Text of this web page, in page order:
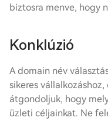
biztosra menve, hogy
Konklúzió
A domain név
sikeres
átgondoljuk, hogy
üzleti céljainkat. Ne